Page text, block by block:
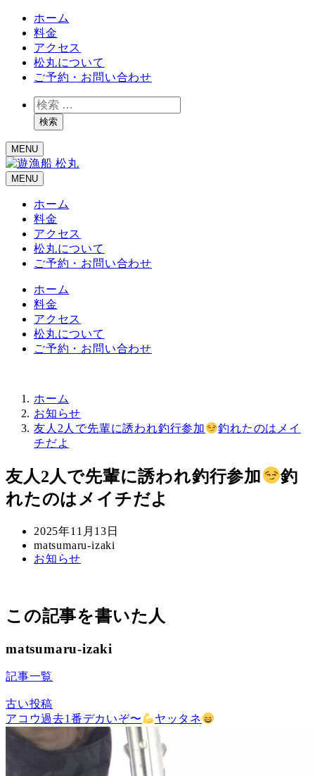
ホーム
料金
アクセス
松丸について
ご予約・お問い合わせ
検
索検索
MENU
MENU
ホーム
料金
アクセス
松丸について
ご予約・お問い合わせ
ホーム
料金
アクセス
松丸について
ご予約・お問い合わせ
ホーム
お知らせ
友人2人で先輩に誘われ釣行参加
釣れたのはメイ
チだよ
友人2人で先輩に誘われ釣行参加
釣
れたのはメイチだよ
投
稿
日
2025年11月13日
著
者
matsumaru-izaki
カ
ー
お知らせ
この記事を書いた人
matsumaru-izaki
記事一覧
古い投稿
アコウ過去1番デカいぞ〜
ヤッタネ